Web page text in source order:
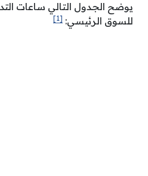
يوضح الجدول التالي ساعات
للسوق الرئيسي: [1]